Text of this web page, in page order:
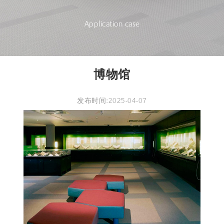
Application case
博物馆
发布时间:2025-04-07